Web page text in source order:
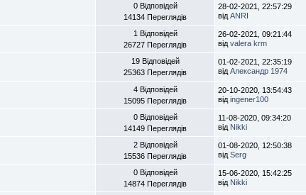
0 Відповідей
14134 Переглядів
28-02-2021, 22:57:29
відANRI
1 Відповідей
26727 Переглядів
26-02-2021, 09:21:44
відvalera krm
19 Відповідей
25363 Переглядів
01-02-2021, 22:35:19
відАлександр 1974
4 Відповідей
15095 Переглядів
20-10-2020, 13:54:43
відingener100
0 Відповідей
14149 Переглядів
11-08-2020, 09:34:20
від Nikki
2 Відповідей
15536 Переглядів
01-08-2020, 12:50:38
відSerg
0 Відповідей
14874 Переглядів
15-06-2020, 15:42:25
від Nikki